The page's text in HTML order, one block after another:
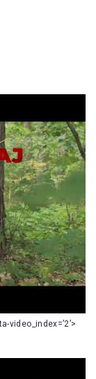
video_index=’2’>